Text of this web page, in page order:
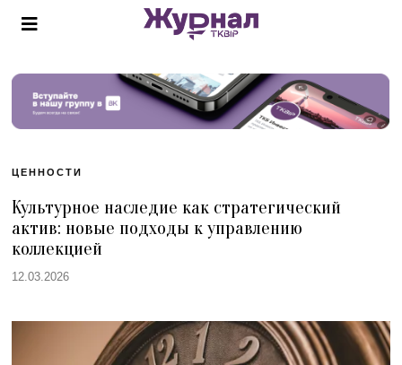
ЦЕННОСТИ
Культурное наследие как стратегический
актив: новые подходы к управлению
коллекцией
12.03.2026